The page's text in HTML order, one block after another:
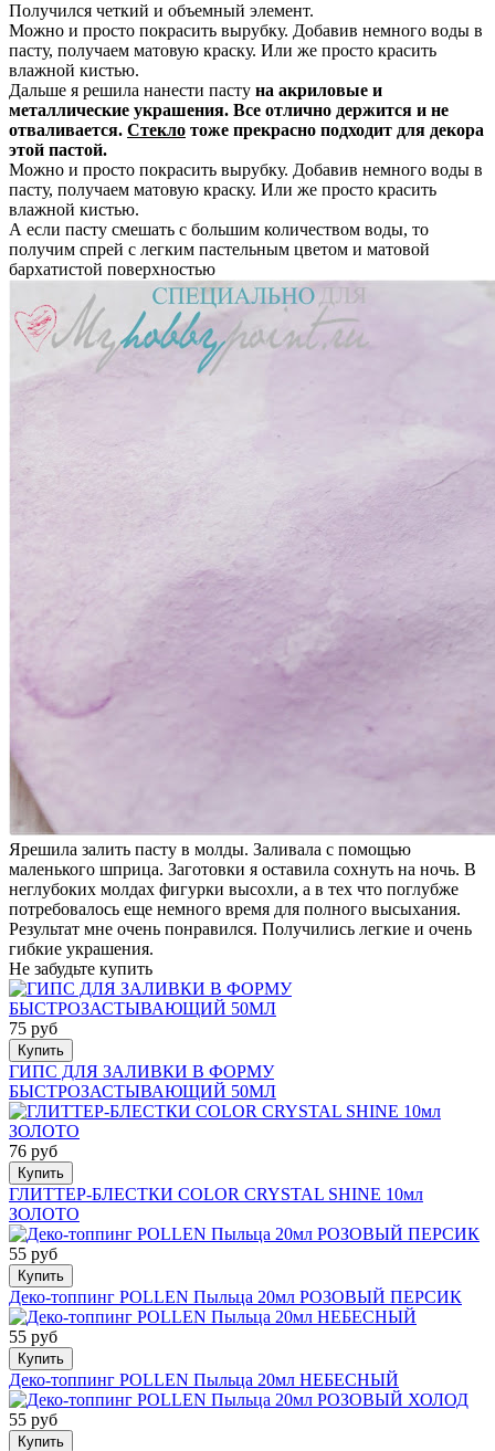
Получился четкий и объемный элемент.
Можно и просто покрасить вырубку. Добавив немного воды в
пасту, получаем матовую краску. Или же просто красить
влажной кистью.
Дальше я решила нанести пасту на акриловые и
металлические украшения. Все отлично держится и не
отваливается. Стекло тоже прекрасно подходит для декора
этой пастой.
Можно и просто покрасить вырубку. Добавив немного воды в
пасту, получаем матовую краску. Или же просто красить
влажной кистью.
А если пасту смешать с большим количеством воды, то
получим спрей с легким пастельным цветом и матовой
бархатистой поверхностью
Ярешила залить пасту в молды. Заливала с помощью
маленького шприца. Заготовки я оставила сохнуть на ночь. В
неглубоких молдах фигурки высохли, а в тех что поглубже
потребовалось еще немного время для полного высыхания.
Результат мне очень понравился. Получились легкие и очень
гибкие украшения.
Не забудьте купить
75 руб
Купить
ГИПС ДЛЯ ЗАЛИВКИ В ФОРМУ
БЫСТРОЗАСТЫВАЮЩИЙ 50МЛ
76 руб
Купить
ГЛИТТЕР-БЛЕСТКИ COLOR CRYSTAL SHINE 10мл
ЗОЛОТО
55 руб
Купить
Деко-топпинг POLLEN Пыльца 20мл РОЗОВЫЙ ПЕРСИК
55 руб
Купить
Деко-топпинг POLLEN Пыльца 20мл НЕБЕСНЫЙ
55 руб
Купить